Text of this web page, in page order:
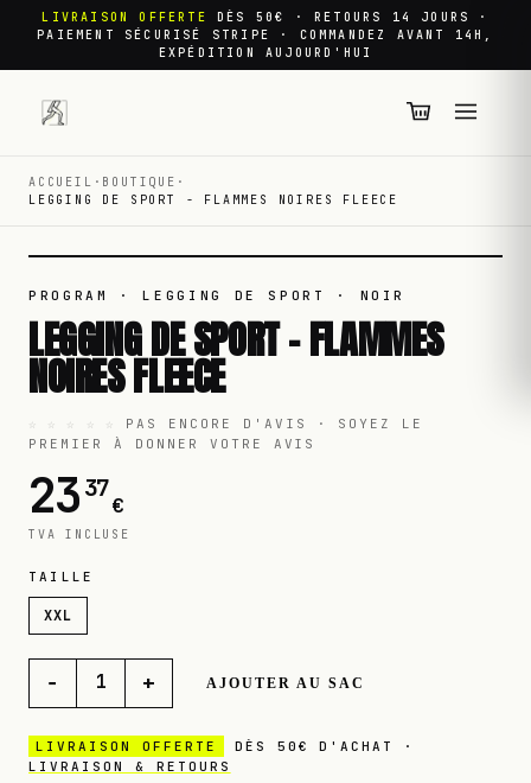
LIVRAISON OFFERTE
DÈS 50€ · RETOURS 14 JOURS ·
PAIEMENT SÉCURISÉ STRIPE · COMMANDEZ AVANT 14H,
EXPÉDITION AUJOURD'HUI
ACCUEIL · BOUTIQUE ·
LEGGING DE SPORT - FLAMMES NOIRES FLEECE
PROGRAM · LEGGING DE SPORT · NOIR
LEGGING DE SPORT - FLAMMES
NOIRES FLEECE
PAS ENCORE D'AVIS · SOYEZ LE
PREMIER À DONNER VOTRE AVIS
2337
€
TVA INCLUSE
TAILLE
XXL
− 1 + AJOUTER AU SAC
LIVRAISON OFFERTE
DÈS 50€ D'ACHAT ·
LIVRAISON & RETOURS